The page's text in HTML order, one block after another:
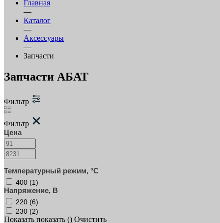
Главная
—
Каталог
—
Аксессуары
—
Запчасти
Запчасти АБАТ
Фильтр
Фильтр
Цена
Температурный режим, °C
400 (1)
Напряжение, В
220 (6)
230 (2)
Показать показать () Очистить